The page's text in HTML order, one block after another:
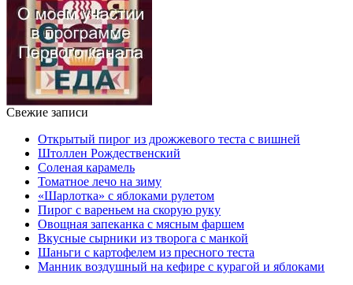
Свежие записи
Открытый пирог из дрожжевого теста с вишней
Штоллен Рождественский
Соленая карамель
Томатное лечо на зиму
«Шарлотка» с яблоками рулетом
Пирог с вареньем на скорую руку
Овощная запеканка с мясным фаршем
Вкусные сырники из творога с манкой
Шаньги с картофелем из пресного теста
Манник воздушный на кефире с курагой и яблоками